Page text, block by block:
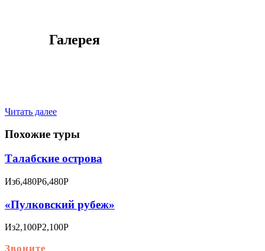
Галерея
Читать далее
Похожие туры
Талабские острова
Из6,480Р6,480Р
«Пулковский рубеж»
Из2,100Р2,100Р
Звоните